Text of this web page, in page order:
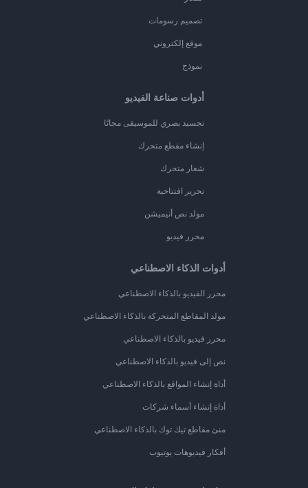
تصميم رسومات
موقع إلكتروني
نموذج
أدوات صناعة الفيديو
تجسيد بصري للموسيقى مجانًا
إنشاء مقطع متحرك
شعار متحرك
تحرير افتتاحية
مولد نص أنيميشن
محرر فيديو
أدوات الذكاء الاصطناعي
محرر الفيديو بالذكاء الاصطناعي
مولد المقاطع المتحركة بالذكاء الاصطناعي
محرر فيديو بالذكاء الاصطناعي
نص إلى فيديو بالذكاء الاصطناعي
أداة إنشاء المواقع بالذكاء الاصطناعي
أداة إنشاء أسماء شركات
منئ مقاطع تيك توك بالذكاء الاصطناعي
أفكار فيديوهات يوتيوب